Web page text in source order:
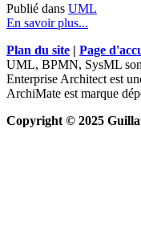
Publié dans UML
En savoir plus...
Plan du site | Page
UML, BPMN, SysML
Enterprise Architect est
ArchiMate est marque
Copyright © 2025